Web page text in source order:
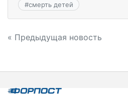
#смерть детей
Навигация
записям
« Предыдущая новость